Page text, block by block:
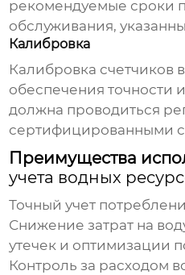
рекомендуемые сроки
обслуживания,
Калибровка
Калибровка счетчиков
обеспечения точности
должна проводиться
сертифицированными
Преимущества
учета водных
Точный учет
Снижение затрат на
утечек и оптимизации
Контроль за расходом